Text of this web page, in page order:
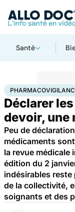
Santé
AccueilSanté
Déclarer
devoir, une
Peu de
médicaments
la revue médicale
édition du 2
indésirables
de la collectivité,
soignants et des